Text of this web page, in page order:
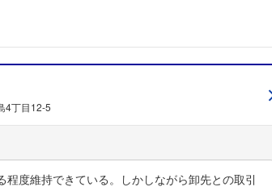
4丁目12-5
度維持できている。しかしながら卸先との取引